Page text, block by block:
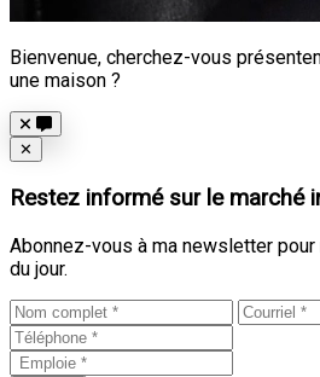
Bienvenue, cherchez-vous
une maison ?
Close
✕
Restez informé sur le marché
Abonnez-vous à ma newsletter
du jour.